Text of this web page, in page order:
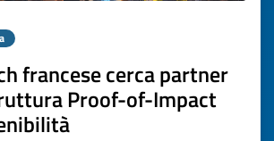
francese cerca partner
Proof-of-Impact